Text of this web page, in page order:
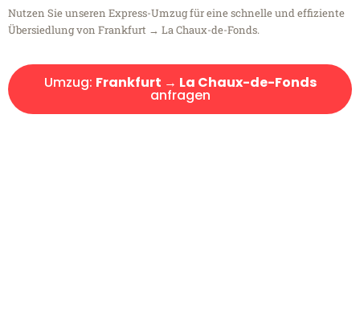
Nutzen Sie unseren Express-Umzug für eine schnelle und effiziente
Übersiedlung von Frankfurt → La Chaux-de-Fonds.
Umzug: Frankfurt → La Chaux-de-Fonds
anfragen